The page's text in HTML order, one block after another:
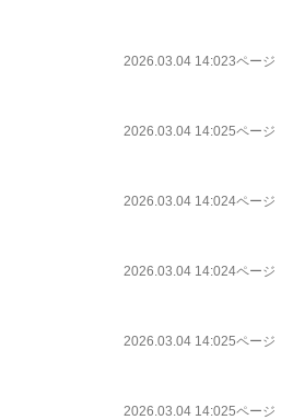
2026.03.04 14:023ページ
2026.03.04 14:025ページ
2026.03.04 14:024ページ
2026.03.04 14:024ページ
2026.03.04 14:025ページ
2026.03.04 14:025ページ